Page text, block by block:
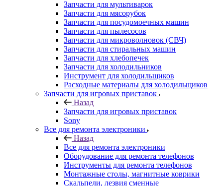
Запчасти для мультиварок
Запчасти для мясорубок
Запчасти для посудомоечных машин
Запчасти для пылесосов
Запчасти для микроволновок (СВЧ)
Запчасти для стиральных машин
Запчасти для хлебопечек
Запчасти для холодильников
Инструмент для холодильщиков
Расходные материалы для холодильщиков
Запчасти для игровых приставок
Назад
Запчасти для игровых приставок
Sony
Все для ремонта электроники
Назад
Все для ремонта электроники
Оборудование для ремонта телефонов
Инструменты для ремонта телефонов
Монтажные столы, магнитные коврики
Скальпели, лезвия сменные